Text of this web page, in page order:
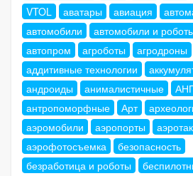
VTOL
аватары авиация
автомобили
автомобили и
автопром
агроботы
агродроны
аддитивные технологии
андроиды
анималистичные
антропоморфные
Арт
аэромобили
аэропорты
аэрофотосъемка
безопасность
безработица и роботы